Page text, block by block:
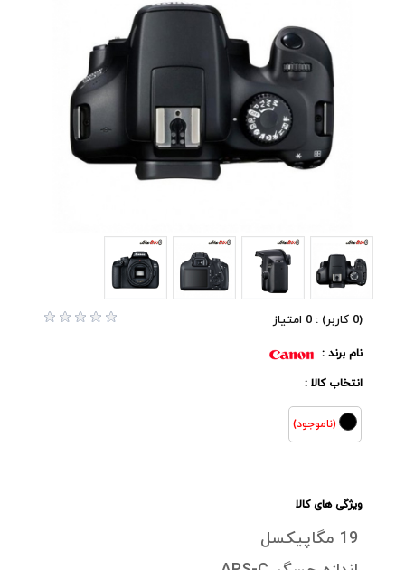
(0 کاربر) : 0 امتیاز
نام برند :
انتخاب کالا :
(ناموجود)
ویژگی های کالا
19 مگاپیکسل